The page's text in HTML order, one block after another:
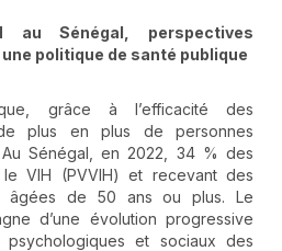
Sénégal, perspectives
politique de santé publique
grâce à l’efficacité des
plus en plus de personnes
Sénégal, en 2022, 34 % des
VIH (PVVIH) et recevant des
âgées de 50 ans ou plus. Le
d’une évolution progressive
psychologiques et sociaux des